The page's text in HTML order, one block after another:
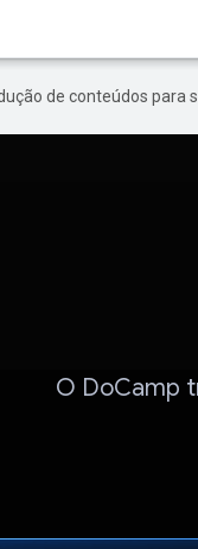
de conteúdos
O DoCamp